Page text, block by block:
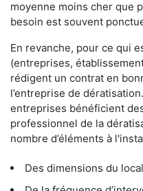
moyenne moins cher que
besoin est souvent
En revanche, pour ce qui
(entreprises,
rédigent un contrat en
l’entreprise de
entreprises bénéficient
professionnel de la
nombre d’éléments à
Des dimensions du